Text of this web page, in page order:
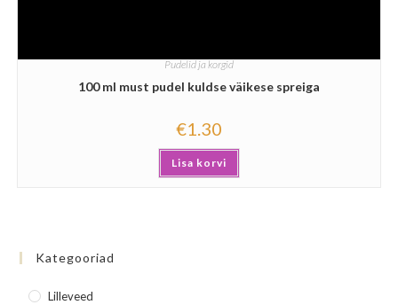
Pudelid ja korgid
100 ml must pudel kuldse väikese spreiga
€1.30
Lisa korvi
Kategooriad
Lilleveed